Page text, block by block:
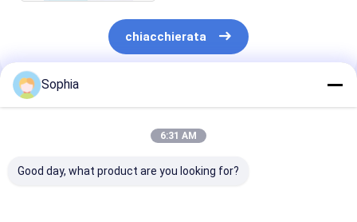
chiacchierata
Prodotti Raccomandati
Sophia
6:31 AM
Good day, what product are you looking for?